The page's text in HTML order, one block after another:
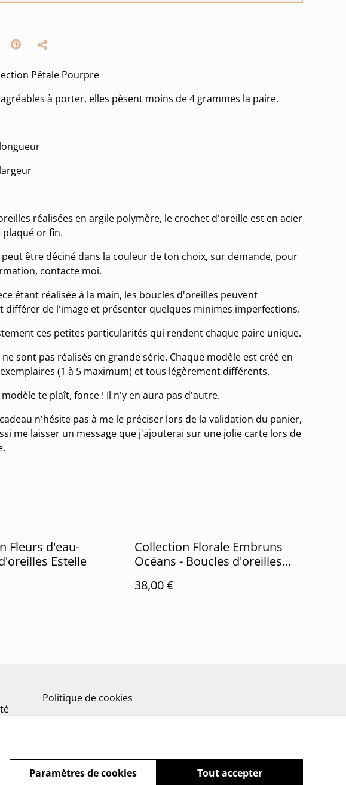
Pétale Pourpre
à porter, elles pèsent moins de 4 grammes la paire.
réalisées en argile polymère, le crochet d'oreille est en acier
plaqué or fin.
peut être déciné dans la couleur de ton choix, sur demande, pour
contacte moi.
étant réalisée à la main, les boucles d'oreilles peuvent
différer de l'image et présenter quelques minimes imperfections.
ces petites particularités qui rendent chaque paire unique.
sont pas réalisés en grande série. Chaque modèle est créé en
(1 à 5 maximum) et tous légèrement différents.
te plaît, fonce ! Il n'y en aura pas d'autre.
n'hésite pas à me le préciser lors de la validation du panier,
me laisser un message que j'ajouterai sur une jolie carte lors de
Fleurs d'eau-
Estelle
Collection Florale Embruns
Océans - Boucles d'oreilles
38,00 €
Politique de cookies
Tout accepter
Paramètres de cookies